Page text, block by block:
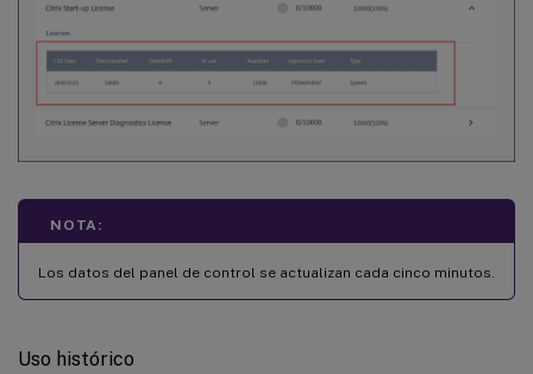
NOTA:
Los datos del panel de control se actualizan cada cinco minutos.
Uso histórico